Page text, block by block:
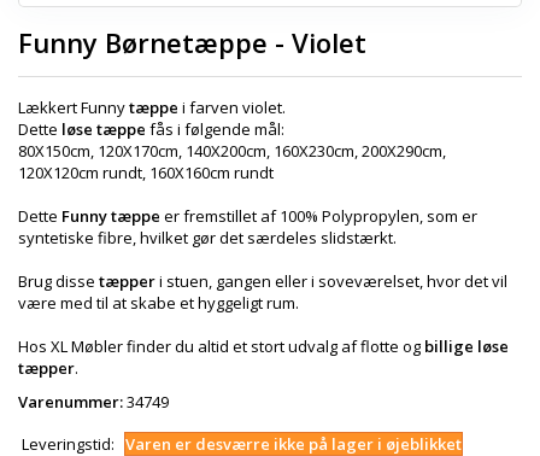
Funny Børnetæppe - Violet
Lækkert Funnytæppe i farven violet.
Dette løse tæppe fås i følgende mål:
80X150cm, 120X170cm, 140X200cm, 160X230cm, 200X290cm,
120X120cm rundt, 160X160cm rundt
Dette Funny tæppe er fremstillet af 100% Polypropylen, som er
syntetiske fibre, hvilket gør det særdeles slidstærkt.
Brug disse tæpperi stuen, gangen eller i soveværelset, hvor det vil
være med til at skabe et hyggeligt rum.
Hos XL Møbler finder du altid et stort udvalg af flotte og billige løse
tæpper.
Varenummer:34749
Leveringstid: Varen er desværre ikke på lager i øjeblikket